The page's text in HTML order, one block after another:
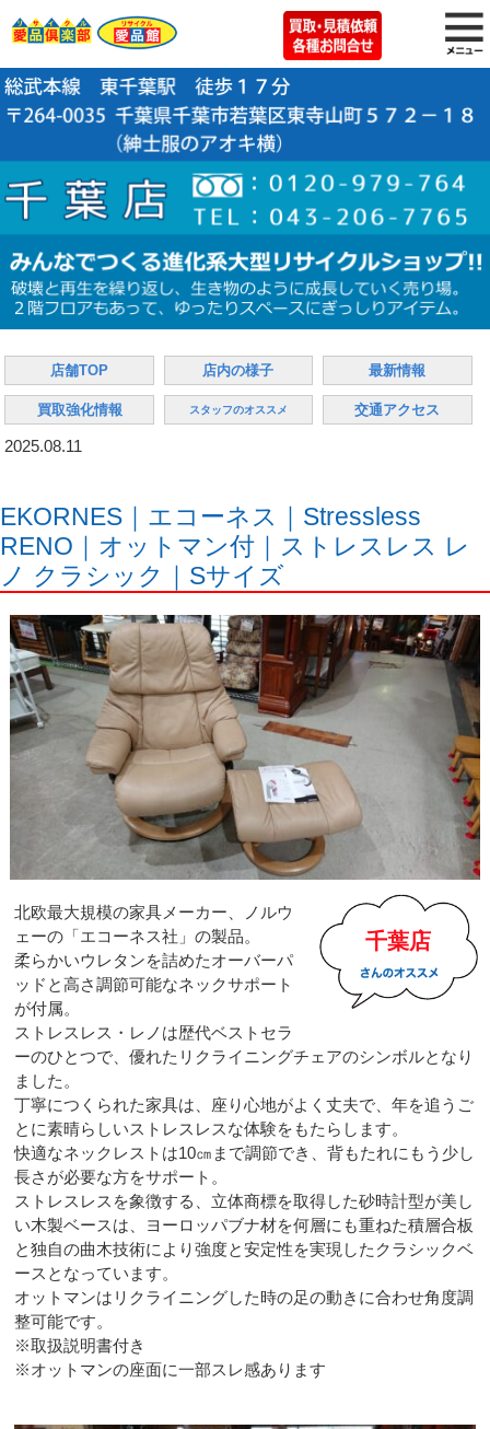
店舗TOP 店内の様子 最新情報
買取強化情報 スタッフのオススメ 交通アクセス
2025.08.11
EKORNES｜エコーネス｜Stressless
RENO｜オットマン付｜ストレスレス レ
ノ クラシック｜Sサイズ
千葉店
北欧最大規模の家具メーカー、ノルウ
ェーの「エコーネス社」の製品。
柔らかいウレタンを詰めたオーバーパ
ッドと高さ調節可能なネックサポート
が付属。
ストレスレス・レノは歴代ベストセラ
ーのひとつで、優れたリクライニングチェアのシンボルとなり
ました。
丁寧につくられた家具は、座り心地がよく丈夫で、年を追うご
とに素晴らしいストレスレスな体験をもたらします。
快適なネックレストは10㎝まで調節でき、背もたれにもう少し
長さが必要な方をサポート。
ストレスレスを象徴する、立体商標を取得した砂時計型が美し
い木製ベースは、ヨーロッパブナ材を何層にも重ねた積層合板
と独自の曲木技術により強度と安定性を実現したクラシックベ
ースとなっています。
オットマンはリクライニングした時の足の動きに合わせ角度調
整可能です。
※取扱説明書付き
※オットマンの座面に一部スレ感あります